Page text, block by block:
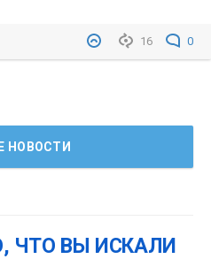
16 0
НОВОСТИ
ЧТО ВЫ ИСКАЛИ